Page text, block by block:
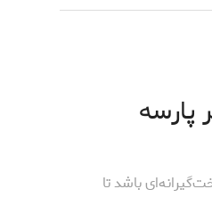
باشد تا